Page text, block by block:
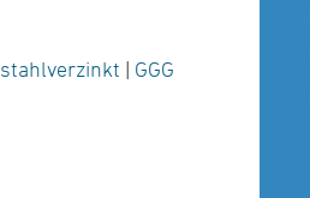
stahlverzinkt | GGG